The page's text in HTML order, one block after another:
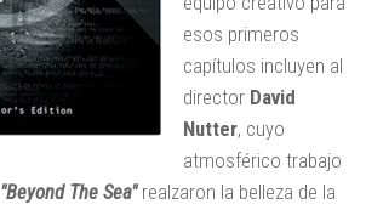
esos primeros
capítulos incluyen al
director David
Nutter, cuyo
atmosférico trabajo
"Beyond The Sea"realzaron la belleza de la